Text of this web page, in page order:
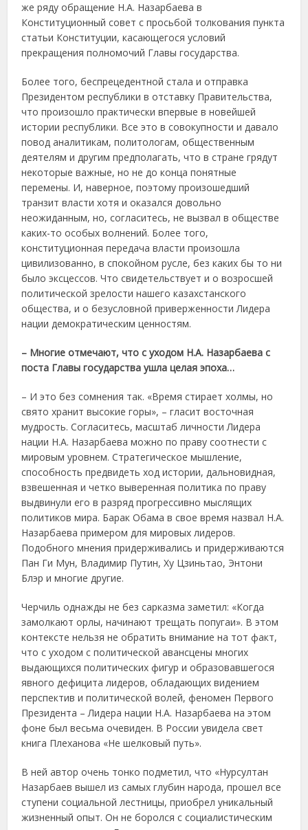
же ряду обращение Н.А. Назарбаева в
Конституционный совет с просьбой толкования пункта
статьи Конституции, касающегося условий
прекращения полномочий Главы государства.
Более того, беспрецедентной стала и отправка
Президентом республики в отставку Правительства,
что произошло практически впервые в новейшей
истории республики. Все это в совокупности и давало
повод аналитикам, политологам, общественным
деятелям и другим предполагать, что в стране грядут
некоторые важные, но не до конца понятные
перемены. И, наверное, поэтому произошедший
транзит власти хотя и оказался довольно
неожиданным, но, согласитесь, не вызвал в обществе
каких-то особых волнений. Более того,
конституционная передача власти произошла
цивилизованно, в спокойном русле, без каких бы то ни
было эксцессов. Что свидетельствует и о возросшей
политической зрелости нашего казахстанского
общества, и о безус­ловной приверженности Лидера
нации демократическим ценностям.
– Многие отмечают, что с уходом Н.А. Назарбаева с
поста Главы государства ушла целая эпоха…
– И это без сомнения так. «Время стирает холмы, но
свято хранит высокие горы», – гласит восточная
мудрость. Согласитесь, масштаб личности Лидера
нации Н.А. Назарбаева можно по праву соотнести с
мировым уровнем. Стратегическое мышление,
способность предвидеть ход истории, дальновидная,
взвешенная и четко выверенная политика по праву
выдвинули его в разряд прогрессивно мыслящих
политиков мира. Барак Обама в свое время назвал Н.А.
Назарбаева примером для мировых лидеров.
Подобного мнения придерживались и придерживаются
Пан Ги Мун, Владимир Путин, Ху Цзиньтао, Энтони
Блэр и многие другие.
Черчиль однажды не без сарказма заметил: «Когда
замолкают орлы, начинают трещать попугаи». В этом
контексте нельзя не обратить внимание на тот факт,
что с уходом с политической авансцены многих
выдающихся политических фигур и образовавшегося
явного дефицита лидеров, обладающих видением
перспектив и политической волей, феномен Первого
Президента – Лидера нации Н.А. Назарбаева на этом
фоне был весьма очевиден. В России увидела свет
книга Плеханова «Не шелковый путь».
В ней автор очень тонко подметил, что «Нурсултан
Назарбаев вышел из самых глубин народа, прошел все
ступени социальной лестницы, приобрел уникальный
жизненный опыт. Он не боролся с социалистическим